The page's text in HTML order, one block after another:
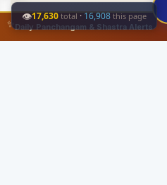
✨ Daily Panchangam & Shastra Alerts
👁17,630 total · 16,908 this page